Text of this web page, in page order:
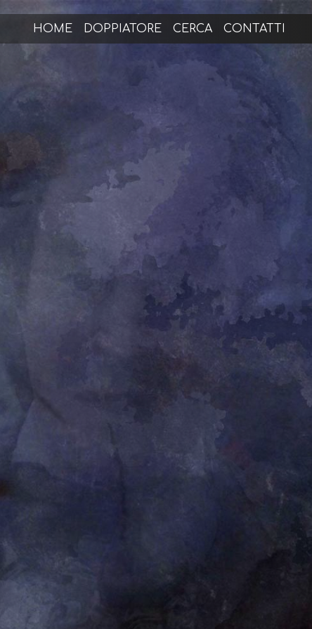
HOME DOPPIATORE CERCA CONTATTI